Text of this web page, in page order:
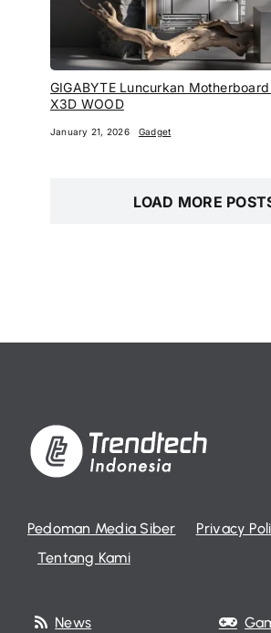
GIGABYTE Luncurkan
X3D WOOD
January 21, 2026 Gadget
LOAD MORE
Pedoman Media Siber Privacy
Tentang Kami
News